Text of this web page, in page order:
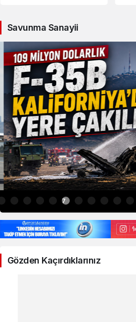
Savunma Sanayii
7
Gözden Kaçırdıklarınız